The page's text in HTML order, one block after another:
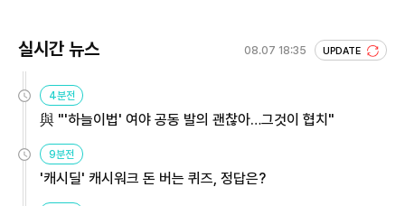
실시간 뉴스 08.07 18:35 UPDATE
4분전
與 "'하늘이법' 여야 공동 발의 괜찮아…그것이 협치"
9분전
'캐시딜' 캐시워크 돈 버는 퀴즈, 정답은?